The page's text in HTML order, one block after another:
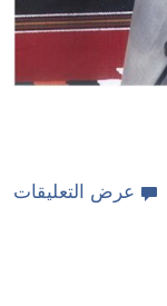
عرض التعليقات